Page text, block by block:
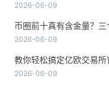
2026-06-09
币圈前十真有含金量？
2026-06-09
教你轻松搞定亿欧交易
2026-06-09